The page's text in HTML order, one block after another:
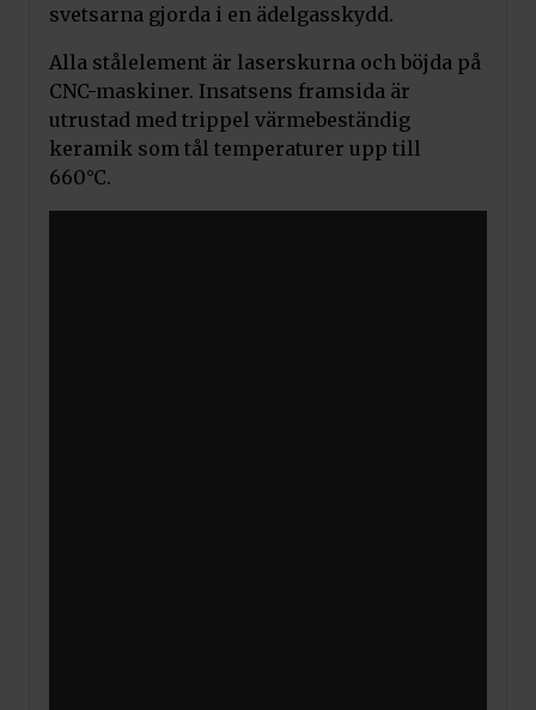
svetsarna gjorda i en ädelgasskydd.
Alla stålelement är laserskurna och böjda på
CNC-maskiner. Insatsens framsida är
utrustad med trippel värmebeständig
keramik som tål temperaturer upp till
660°C.